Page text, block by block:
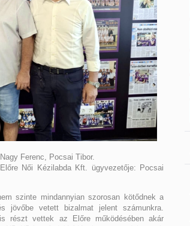
Ferenc, Pocsai Tibor.
Női Kézilabda Kft. ügyvezetője: Pocsai
szinte mindannyian szorosan kötődnek a
jövőbe vetett bizalmat jelent számunkra.
részt vettek az Előre működésében akár